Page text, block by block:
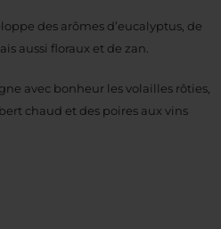
des arômes d’eucalyptus, de
aussi floraux et de zan.
avec bonheur les volailles rôties,
chaud et des poires aux vins